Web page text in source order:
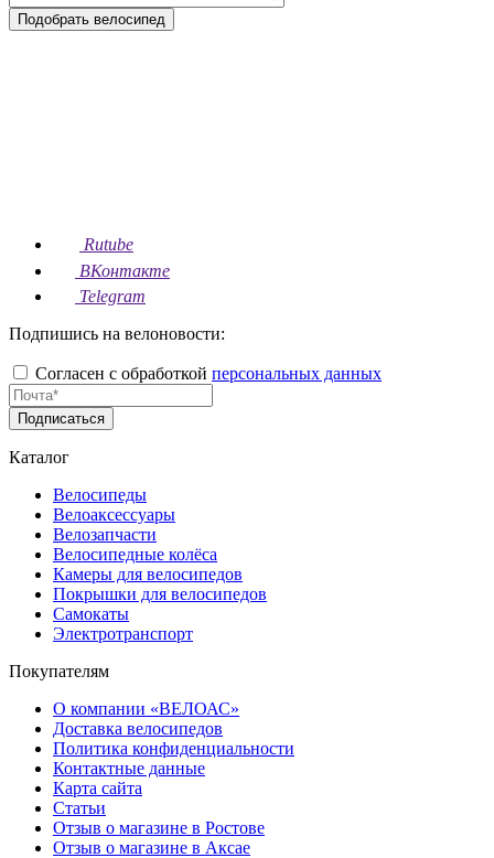
Подобрать велосипед
Rutube
ВКонтакте
Telegram
Подпишись на велоновости:
Согласен с обработкой персональных данных
Подписаться
Каталог
Велосипеды
Велоаксессуары
Велозапчасти
Велосипедные колёса
Камеры для велосипедов
Покрышки для велосипедов
Самокаты
Электротранспорт
Покупателям
О компании «ВЕЛОАС»
Доставка велосипедов
Политика конфиденциальности
Контактные данные
Карта сайта
Статьи
Отзыв о магазине в Ростове
Отзыв о магазине в Аксае